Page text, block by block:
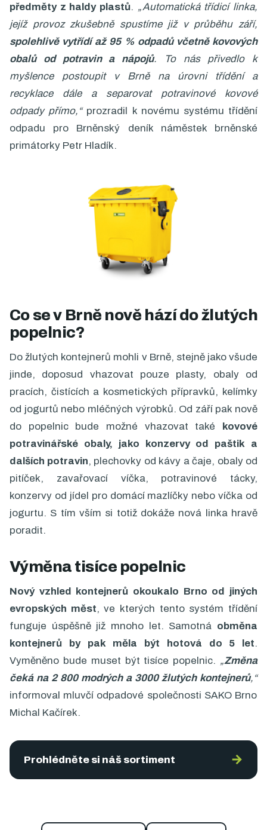
předměty z haldy plastů. „Automatická třídicí linka,
jejíž provoz zkušebně spustíme již v průběhu září,
spolehlivě vytřídí až 95 % odpadů včetně kovových
obalů od potravin a nápojů. To nás přivedlo k
myšlence postoupit v Brně na úrovni třídění a
recyklace dále a separovat potravinové kovové
odpady přímo,“prozradil k novému systému třídění
odpadu pro Brněnský deník náměstek brněnské
primátorky Petr Hladík.
Co se v Brně nově hází do žlutých
popelnic?
Do žlutých kontejnerů mohli v Brně, stejně jako všude
jinde, doposud vhazovat pouze plasty, obaly od
pracích, čistících a kosmetických přípravků, kelímky
od jogurtů nebo mléčných výrobků. Od září pak nově
do popelnic bude možné vhazovat také kovové
potravinářské obaly, jako konzervy od paštik a
dalších potravin, plechovky od kávy a čaje, obaly od
pitíček, zavařovací víčka, potravinové tácky,
konzervy od jídel pro domácí mazlíčky nebo víčka od
jogurtu. S tím vším si totiž dokáže nová linka hravě
poradit.
Výměna tisíce popelnic
Nový vzhled kontejnerů okoukalo Brno od jiných
evropských měst, ve kterých tento systém třídění
funguje úspěšně již mnoho let. Samotná obměna
kontejnerů by pak měla být hotová do 5 let.
Vyměněno bude muset být tisíce popelnic. „Změna
čeká na 2 800 modrých a 3000 žlutých kontejnerů,“
informoval mluvčí odpadové společnosti SAKO Brno
Michal Kačírek.
Prohlédněte si náš sortiment →